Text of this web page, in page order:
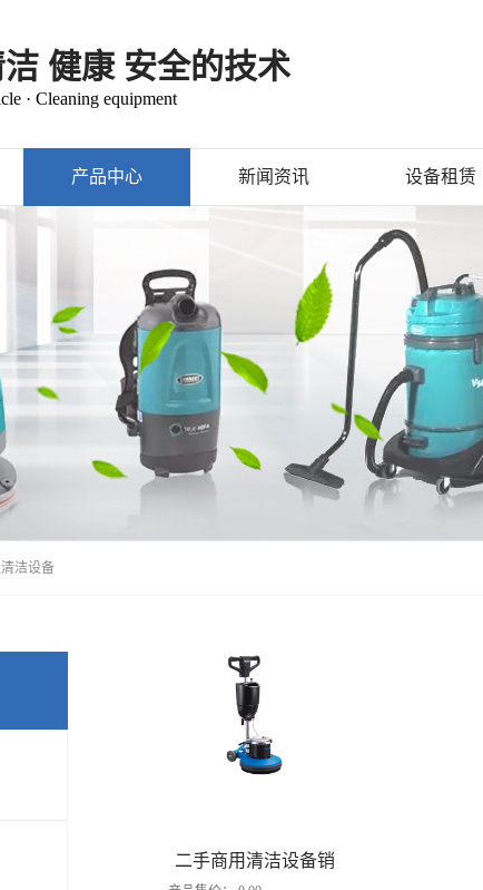
健康 安全的技术
· Cleaning equipment
产品中心 新闻资讯 设备租赁
洁设备
二手商用清洁设备销